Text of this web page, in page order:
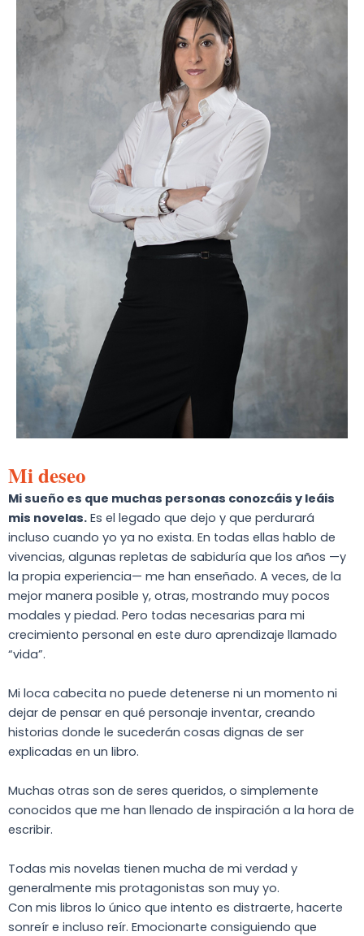
Mi deseo
Mi sueño es que muchas personas conozcáis y leáis
mis novelas. Es el legado que dejo y que perdurará
incluso cuando yo ya no exista. En todas ellas hablo de
vivencias, algunas repletas de sabiduría que los años —y
la propia experiencia— me han enseñado. A veces, de la
mejor manera posible y, otras, mostrando muy pocos
modales y piedad. Pero todas necesarias para mi
crecimiento personal en este duro aprendizaje llamado
“vida”.
Mi loca cabecita no puede detenerse ni un momento ni
dejar de pensar en qué personaje inventar, creando
historias donde le sucederán cosas dignas de ser
explicadas en un libro.
Muchas otras son de seres queridos, o simplemente
conocidos que me han llenado de inspiración a la hora de
escribir.
Todas mis novelas tienen mucha de mi verdad y
generalmente mis protagonistas son muy yo.
Con mis libros lo único que intento es distraerte, hacerte
sonreír e incluso reír. Emocionarte consiguiendo que